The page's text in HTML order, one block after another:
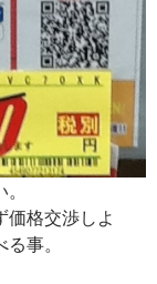
価格交渉しよ
事。